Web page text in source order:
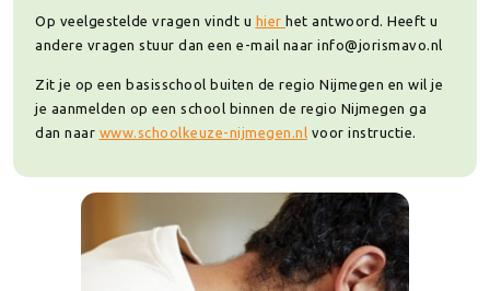
Op veelgestelde vragen vindt u hier het antwoord. Heeft u
andere vragen stuur dan een e-mail naar info@jorismavo.nl
Zit je op een basisschool buiten de regio Nijmegen en wil je
je aanmelden op een school binnen de regio Nijmegen ga
dan naar www.schoolkeuze-nijmegen.nl voor instructie.